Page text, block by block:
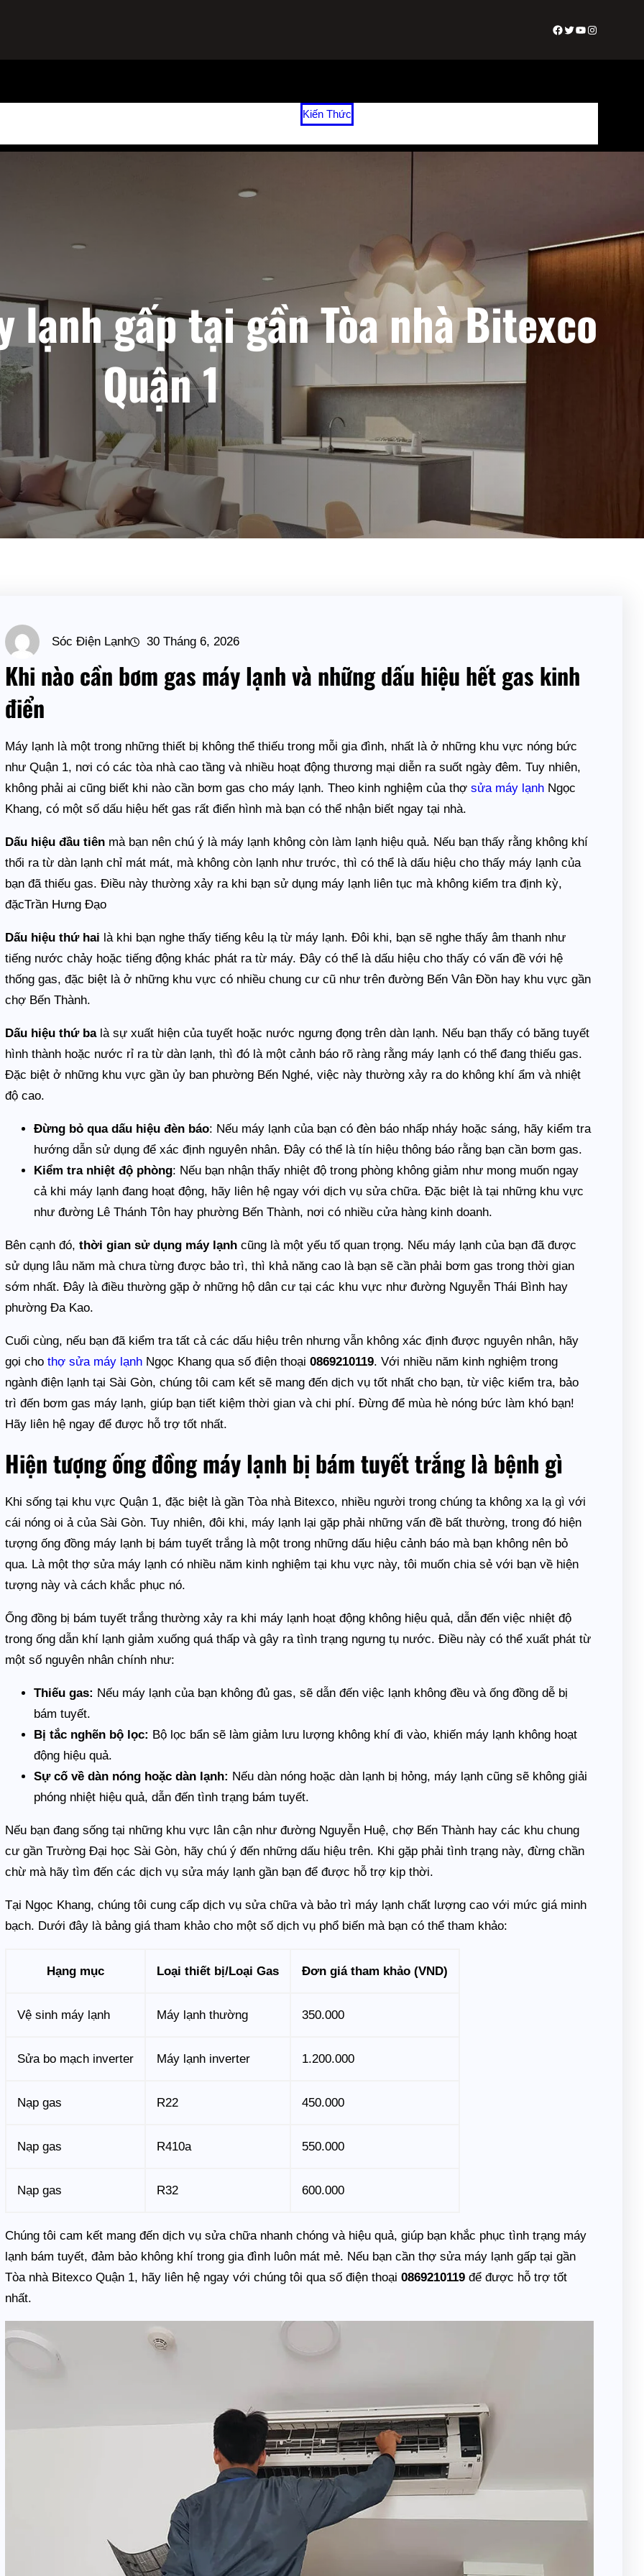
Facebook
Twitter
Youtube
Instagram
Kiến Thức
lạnh gấp tại gần Tòa nhà Bitexco
Quận 1
Sóc Điện Lạnh 30 Tháng 6, 2026
Khi nào cần bơm gas máy lạnh và những dấu hiệu hết gas kinh
điển
Máy lạnh là một trong những thiết bị không thể thiếu trong mỗi gia đình, nhất là ở những khu vực nóng bức
như Quận 1, nơi có các tòa nhà cao tầng và nhiều hoạt động thương mại diễn ra suốt ngày đêm. Tuy nhiên,
không phải ai cũng biết khi nào cần bơm gas cho máy lạnh. Theo kinh nghiệm của thợsửa máy lạnh Ngọc
Khang, có một số dấu hiệu hết gas rất điển hình mà bạn có thể nhận biết ngay tại nhà.
Dấu hiệu đầu tiên mà bạn nên chú ý là máy lạnh không còn làm lạnh hiệu quả. Nếu bạn thấy rằng không khí
thổi ra từ dàn lạnh chỉ mát mát, mà không còn lạnh như trước, thì có thể là dấu hiệu cho thấy máy lạnh của
bạn đã thiếu gas. Điều này thường xảy ra khi bạn sử dụng máy lạnh liên tục mà không kiểm tra định kỳ,
đặcTrần Hưng Đạo
Dấu hiệu thứ hai là khi bạn nghe thấy tiếng kêu lạ từ máy lạnh. Đôi khi, bạn sẽ nghe thấy âm thanh như
tiếng nước chảy hoặc tiếng động khác phát ra từ máy. Đây có thể là dấu hiệu cho thấy có vấn đề với hệ
thống gas, đặc biệt là ở những khu vực có nhiều chung cư cũ như trên đường Bến Vân Đồn hay khu vực gần
chợ Bến Thành.
Dấu hiệu thứ balà sự xuất hiện của tuyết hoặc nước ngưng đọng trên dàn lạnh. Nếu bạn thấy có băng tuyết
hình thành hoặc nước rỉ ra từ dàn lạnh, thì đó là một cảnh báo rõ ràng rằng máy lạnh có thể đang thiếu gas.
Đặc biệt ở những khu vực gần ủy ban phường Bến Nghé, việc này thường xảy ra do không khí ẩm và nhiệt
độ cao.
Đừng bỏ qua dấu hiệu đèn báo: Nếu máy lạnh của bạn có đèn báo nhấp nháy hoặc sáng, hãy kiểm tra
hướng dẫn sử dụng để xác định nguyên nhân. Đây có thể là tín hiệu thông báo rằng bạn cần bơm gas.
Kiểm tra nhiệt độ phòng: Nếu bạn nhận thấy nhiệt độ trong phòng không giảm như mong muốn ngay
cả khi máy lạnh đang hoạt động, hãy liên hệ ngay với dịch vụ sửa chữa. Đặc biệt là tại những khu vực
như đường Lê Thánh Tôn hay phường Bến Thành, nơi có nhiều cửa hàng kinh doanh.
Bên cạnh đó,thời gian sử dụng máy lạnh cũng là một yếu tố quan trọng. Nếu máy lạnh của bạn đã được
sử dụng lâu năm mà chưa từng được bảo trì, thì khả năng cao là bạn sẽ cần phải bơm gas trong thời gian
sớm nhất. Đây là điều thường gặp ở những hộ dân cư tại các khu vực như đường Nguyễn Thái Bình hay
phường Đa Kao.
Cuối cùng, nếu bạn đã kiểm tra tất cả các dấu hiệu trên nhưng vẫn không xác định được nguyên nhân, hãy
gọi chothợ sửa máy lạnh Ngọc Khang qua số điện thoại0869210119. Với nhiều năm kinh nghiệm trong
ngành điện lạnh tại Sài Gòn, chúng tôi cam kết sẽ mang đến dịch vụ tốt nhất cho bạn, từ việc kiểm tra, bảo
trì đến bơm gas máy lạnh, giúp bạn tiết kiệm thời gian và chi phí. Đừng để mùa hè nóng bức làm khó bạn!
Hãy liên hệ ngay để được hỗ trợ tốt nhất.
Hiện tượng ống đồng máy lạnh bị bám tuyết trắng là bệnh gì
Khi sống tại khu vực Quận 1, đặc biệt là gần Tòa nhà Bitexco, nhiều người trong chúng ta không xa lạ gì với
cái nóng oi ả của Sài Gòn. Tuy nhiên, đôi khi, máy lạnh lại gặp phải những vấn đề bất thường, trong đó hiện
tượng ống đồng máy lạnh bị bám tuyết trắng là một trong những dấu hiệu cảnh báo mà bạn không nên bỏ
qua. Là một thợ sửa máy lạnh có nhiều năm kinh nghiệm tại khu vực này, tôi muốn chia sẻ với bạn về hiện
tượng này và cách khắc phục nó.
Ống đồng bị bám tuyết trắng thường xảy ra khi máy lạnh hoạt động không hiệu quả, dẫn đến việc nhiệt độ
trong ống dẫn khí lạnh giảm xuống quá thấp và gây ra tình trạng ngưng tụ nước. Điều này có thể xuất phát từ
một số nguyên nhân chính như:
Thiếu gas: Nếu máy lạnh của bạn không đủ gas, sẽ dẫn đến việc lạnh không đều và ống đồng dễ bị
bám tuyết.
Bị tắc nghẽn bộ lọc: Bộ lọc bẩn sẽ làm giảm lưu lượng không khí đi vào, khiến máy lạnh không hoạt
động hiệu quả.
Sự cố về dàn nóng hoặc dàn lạnh: Nếu dàn nóng hoặc dàn lạnh bị hỏng, máy lạnh cũng sẽ không giải
phóng nhiệt hiệu quả, dẫn đến tình trạng bám tuyết.
Nếu bạn đang sống tại những khu vực lân cận như đường Nguyễn Huệ, chợ Bến Thành hay các khu chung
cư gần Trường Đại học Sài Gòn, hãy chú ý đến những dấu hiệu trên. Khi gặp phải tình trạng này, đừng chần
chừ mà hãy tìm đến các dịch vụ sửa máy lạnh gần bạn để được hỗ trợ kịp thời.
Tại Ngọc Khang, chúng tôi cung cấp dịch vụ sửa chữa và bảo trì máy lạnh chất lượng cao với mức giá minh
bạch. Dưới đây là bảng giá tham khảo cho một số dịch vụ phổ biến mà bạn có thể tham khảo:
Hạng mục Loại thiết bị/Loại Gas Đơn giá tham khảo (VND)
Vệ sinh máy lạnh Máy lạnh thường 350.000
Sửa bo mạch inverter Máy lạnh inverter 1.200.000
Nạp gas R22 450.000
Nạp gas R410a 550.000
Nạp gas R32 600.000
Chúng tôi cam kết mang đến dịch vụ sửa chữa nhanh chóng và hiệu quả, giúp bạn khắc phục tình trạng máy
lạnh bám tuyết, đảm bảo không khí trong gia đình luôn mát mẻ. Nếu bạn cần thợ sửa máy lạnh gấp tại gần
Tòa nhà Bitexco Quận 1, hãy liên hệ ngay với chúng tôi qua số điện thoại0869210119 để được hỗ trợ tốt
nhất.